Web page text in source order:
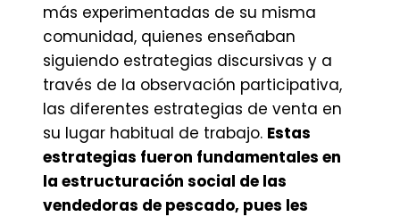
más experimentadas de su misma
comunidad, quienes enseñaban
siguiendo estrategias discursivas y a
través de la observación participativa,
las diferentes estrategias de venta en
su lugar habitual de trabajo. Estas
estrategias fueron fundamentales en
la estructuración social de las
vendedoras de pescado, pues les